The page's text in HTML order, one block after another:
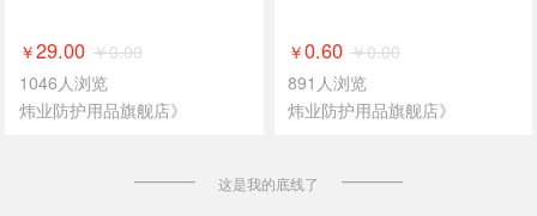
￥29.00 ￥0.00
1046人浏览
炜业防护用品旗舰店》
￥0.60 ￥0.00
891人浏览
炜业防护用品旗舰店》
这是我的底线了